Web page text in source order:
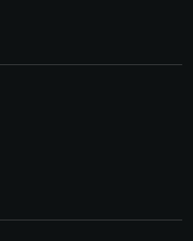
essere